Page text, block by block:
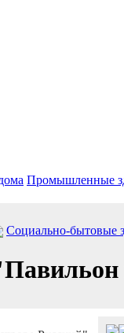
Промышленные
Социально-бытовые